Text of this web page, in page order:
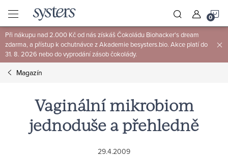
obsah
Při nákupu nad 2.000 Kč od nás získáš Čokoládu Biohacker's dream
zdarma, a přístup k ochutnávce z Akademie besysters.bio. Akce platí do
31. 8. 2026 nebo do vyprodání zásob čokolády.
Magazín
Vaginální mikrobiom
jednoduše a přehledně
29.4.2009